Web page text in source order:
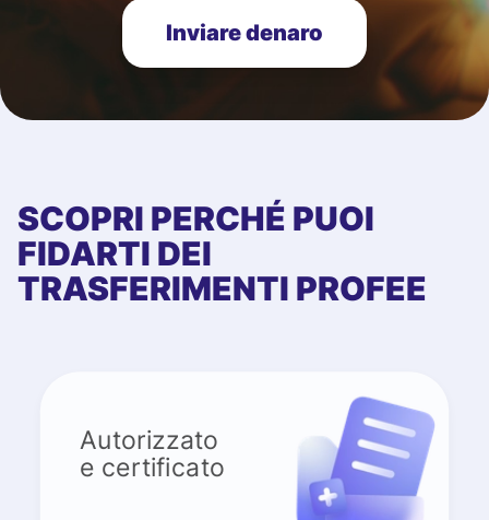
Inviare denaro
SCOPRI PERCHÉ PUOI
FIDARTI DEI
TRASFERIMENTI PROFEE
Autorizzato
e certificato